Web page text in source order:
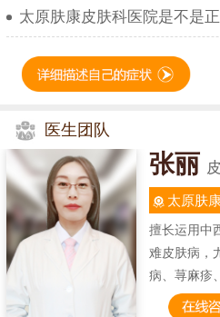
太原肤康皮肤科医院是不是
医生团队
张丽
太原肤
擅长运用中
难皮肤病，
病、荨麻疹